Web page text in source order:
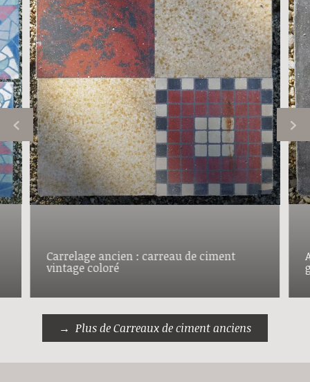
Carrelage ancien : carreau de ciment
vintage coloré
Plus de Carreaux de ciment anciens